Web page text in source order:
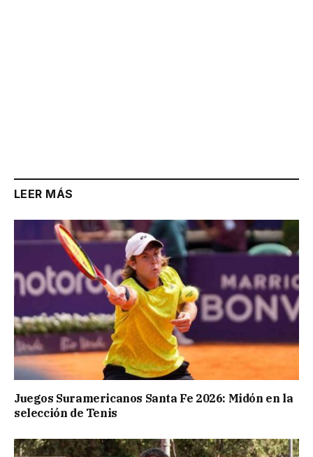
LEER MÁS
Juegos Suramericanos Santa Fe 2026: Midón en la
selección de Tenis